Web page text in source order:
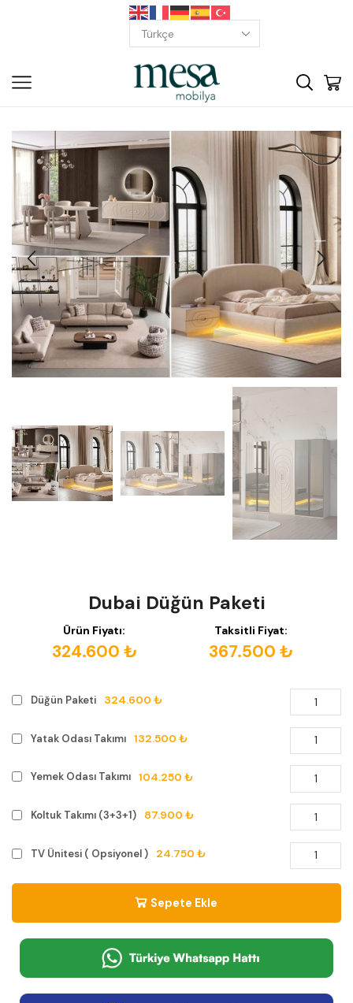
Dubai Düğün Paketi
Ürün Fiyatı:
324.600 ₺
Taksitli Fiyat:
367.500 ₺
Düğün Paketi 324.600 ₺
Yatak Odası Takımı 132.500 ₺
Yemek Odası Takımı 104.250 ₺
Koltuk Takımı (3+3+1) 87.900 ₺
TV Ünitesi ( Opsiyonel ) 24.750 ₺
Sepete Ekle